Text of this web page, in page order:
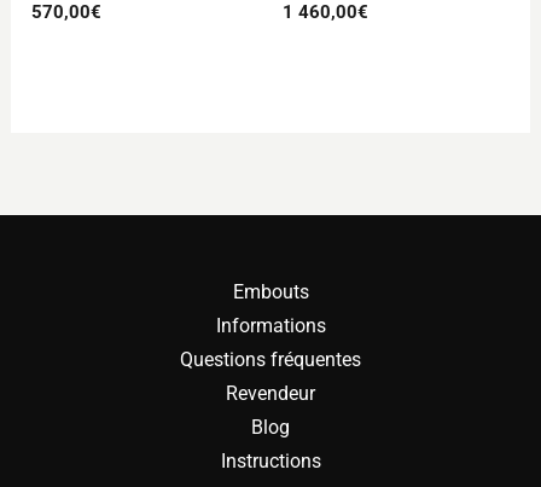
570,00€ 1 460,00€
Embouts
Informations
Questions fréquentes
Revendeur
Blog
Instructions